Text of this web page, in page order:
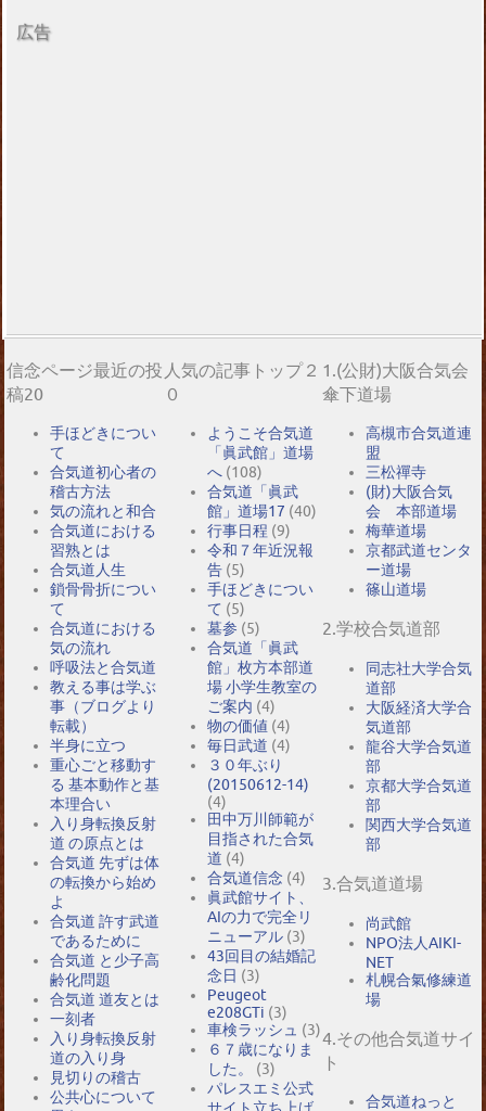
広告
信念ページ最近の投
稿20
手ほどきについ
て
合気道初心者の
稽古方法
気の流れと和合
合気道における
習熟とは
合気道人生
鎖骨骨折につい
て
合気道における
気の流れ
呼吸法と合気道
教える事は学ぶ
事（ブログより
転載）
半身に立つ
重心ごと移動す
る 基本動作と基
本理合い
入り身転換反射
道 の原点とは
合気道 先ずは体
の転換から始め
よ
合気道 許す武道
であるために
合気道 と少子高
齢化問題
合気道 道友とは
一刻者
入り身転換反射
道の入り身
見切りの稽古
公共心について
人気の記事トップ２
０
ようこそ合気道
「眞武館」道場
へ (108)
合気道「眞武
館」道場17 (40)
行事日程 (9)
令和７年近況報
告 (5)
手ほどきについ
て (5)
墓参 (5)
合気道「眞武
館」枚方本部道
場 小学生教室の
ご案内 (4)
物の価値 (4)
毎日武道 (4)
３０年ぶり
(20150612-14)
(4)
田中万川師範が
目指された合気
道 (4)
合気道信念 (4)
眞武館サイト、
AIの力で完全リ
ニューアル (3)
43回目の結婚記
念日 (3)
Peugeot
e208GTi (3)
車検ラッシュ (3)
６７歳になりま
した。
(3)
パレスエミ公式
1.(公財)大阪合気会
傘下道場
高槻市合気道連
盟
三松禪寺
(財)大阪合気
会 本部道場
梅華道場
京都武道センタ
ー道場
篠山道場
2.学校合気道部
同志社大学合気
道部
大阪経済大学合
気道部
龍谷大学合気道
部
京都大学合気道
部
関西大学合気道
部
3.合気道道場
尚武館
NPO法人AIKI-
NET
札幌合氣修練道
場
4.その他合気道サイ
ト
合気道ねっと